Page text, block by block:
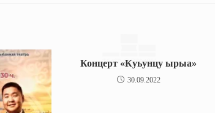
Концерт «Куьунцу ырыа»
30.09.2022